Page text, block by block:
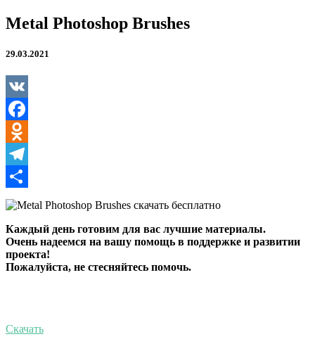
Metal
Photoshop
Metal Photoshop Brushes
29.03.2021
VK
Facebook
Odnoklassniki
Telegram
Отправить
Каждый день готовим для вас лучшие материалы.
Очень надеемся на вашу помощь в поддержке и развитии
проекта!
Пожалуйста, не стесняйтесь помочь.
Скачать